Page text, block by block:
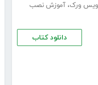
ورک، آموزش نصب
دانلود کتاب